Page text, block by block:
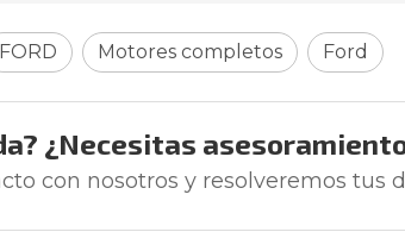
FORD Motores completos Ford
¿Necesitas
con nosotros y resolveremos tus